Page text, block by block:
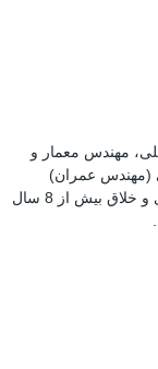
مهندس معمار و
(مهندس عمران)
تاسیس و با گردهم آوردن گروهی از معماران حرفه‌ای و خلاق بیش از 8 سال